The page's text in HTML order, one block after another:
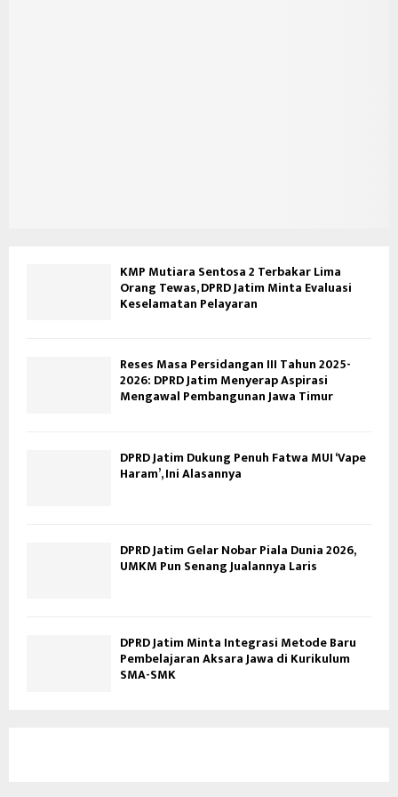
KMP Mutiara Sentosa 2 Terbakar Lima
Orang Tewas, DPRD Jatim Minta Evaluasi
Keselamatan Pelayaran
Reses Masa Persidangan III Tahun 2025-
2026: DPRD Jatim Menyerap Aspirasi
Mengawal Pembangunan Jawa Timur
DPRD Jatim Dukung Penuh Fatwa MUI ‘Vape
Haram’, Ini Alasannya
DPRD Jatim Gelar Nobar Piala Dunia 2026,
UMKM Pun Senang Jualannya Laris
DPRD Jatim Minta Integrasi Metode Baru
Pembelajaran Aksara Jawa di Kurikulum
SMA-SMK